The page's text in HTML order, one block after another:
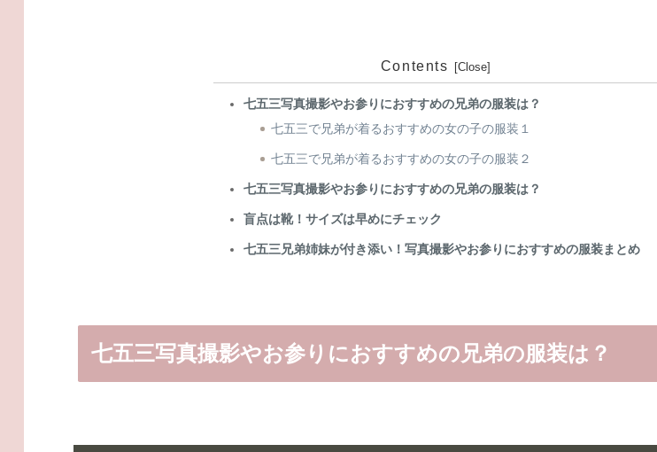
Contents
七五三写真撮影やお参りにおすすめの兄弟の服装は？
七五三で兄弟が着るおすすめの女の子の服装１
七五三で兄弟が着るおすすめの女の子の服装２
七五三写真撮影やお参りにおすすめの兄弟の服装は？
盲点は靴！サイズは早めにチェック
七五三兄弟姉妹が付き添い！写真撮影やお参りにおすすめの服装まとめ
七五三写真撮影やお参りにおすすめの兄弟の服装は？